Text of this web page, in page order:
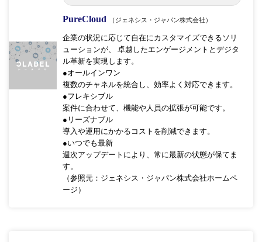
PureCloud （ジェネシス・ジャパン株式会社）
企業の状況に応じて自在にカスタマイズできるソリ
ューションが、 卓越したエンゲージメントとデジタ
ル革新を実現します。
●オールインワン
複数のチャネルを統合し、効率よく対応できます。
●フレキシブル
案件に合わせて、機能や人員の拡張が可能です。
●リーズナブル
導入や運用にかかるコストを削減できます。
●いつでも最新
週次アップデートにより、常に最新の状態が保てま
す。
（参照元：ジェネシス・ジャパン株式会社ホームペ
ージ）